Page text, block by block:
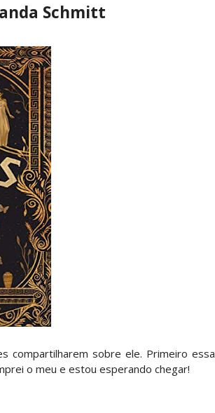
Schmitt
compartilharem sobre ele. Primeiro essa
o meu e estou esperando chegar!